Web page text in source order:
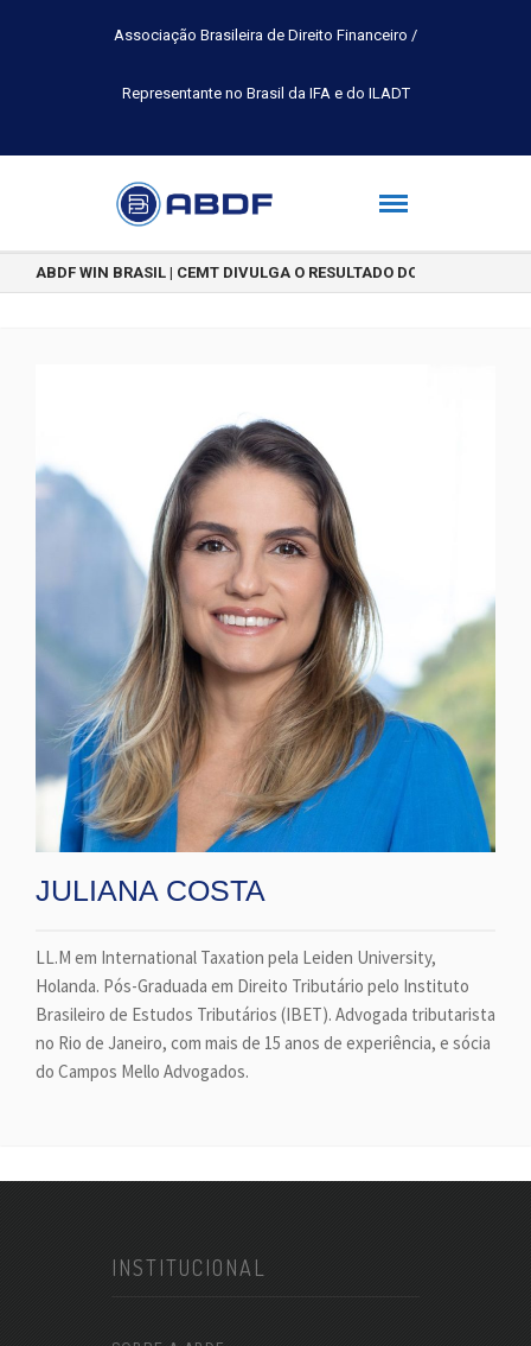
Associação Brasileira de Direito Financeiro /
Representante no Brasil da IFA e do ILADT
ABDF WIN BRASIL | CEMT DIVULGA O RESULTADO DO CONCURSO
JULIANA COSTA
LL.M em International Taxation pela Leiden University,
Holanda. Pós-Graduada em Direito Tributário pelo Instituto
Brasileiro de Estudos Tributários (IBET). Advogada tributarista
no Rio de Janeiro, com mais de 15 anos de experiência, e sócia
do Campos Mello Advogados.
INSTITUCIONAL